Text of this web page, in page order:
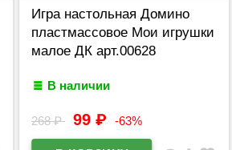
Игра настольная Домино
пластмассовое Мои игрушки
малое ДК арт.00628
В наличии
268₽ 99₽ -63%